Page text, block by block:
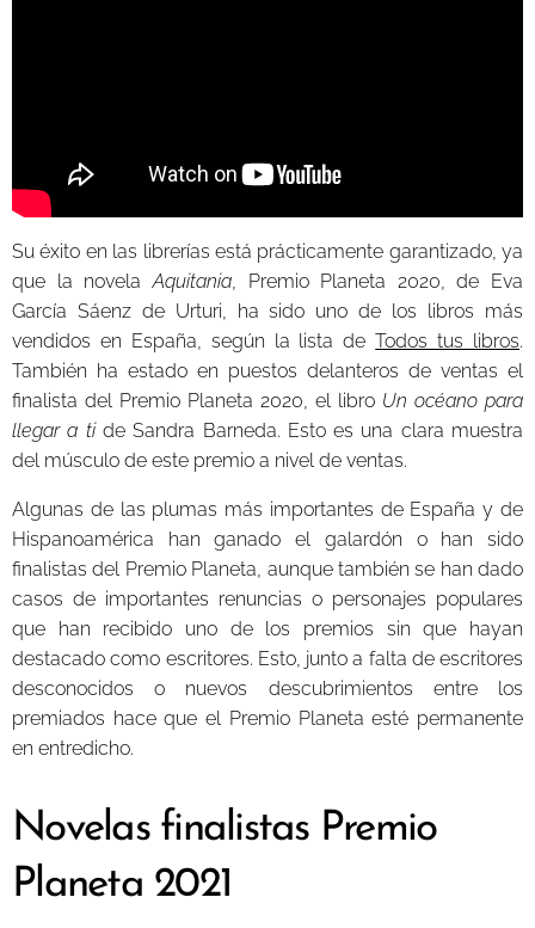
Su éxito en las librerías está prácticamente garantizado, ya
que la novelaAquitania, Premio Planeta 2020, de Eva
García Sáenz de Urturi, ha sido uno de los libros más
vendidos en España, según la lista deTodos tus libros.
También ha estado en puestos delanteros de ventas el
finalista del Premio Planeta 2020, el libro Un océano para
llegar a tide Sandra Barneda. Esto es una clara muestra
del músculo de este premio a nivel de ventas.
Algunas de las plumas más importantes de España y de
Hispanoamérica han ganado el galardón o han sido
finalistas del Premio Planeta, aunque también se han dado
casos de importantes renuncias o personajes populares
que han recibido uno de los premios sin que hayan
destacado como escritores. Esto, junto a falta de escritores
desconocidos o nuevos descubrimientos entre los
premiados hace que el Premio Planeta esté permanente
en entredicho.
Novelas finalistas Premio
Planeta 2021